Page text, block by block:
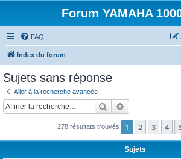
Forum YAMAHA
FAQ
Index du forum
Sujets sans réponse
Aller à la recherche avancée
Rechercher
278 résultats trouvés 1 2 3 4
Sujets